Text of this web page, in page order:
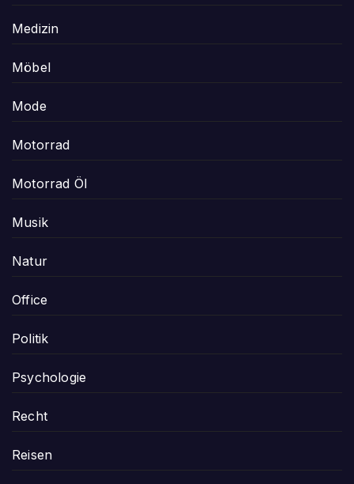
Medizin
Möbel
Mode
Motorrad
Motorrad Öl
Musik
Natur
Office
Politik
Psychologie
Recht
Reisen